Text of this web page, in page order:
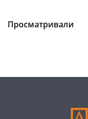
Пошехонское ш, 18
Просматривали